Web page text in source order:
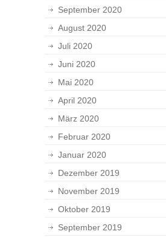
September 2020
August 2020
Juli 2020
Juni 2020
Mai 2020
April 2020
März 2020
Februar 2020
Januar 2020
Dezember 2019
November 2019
Oktober 2019
September 2019